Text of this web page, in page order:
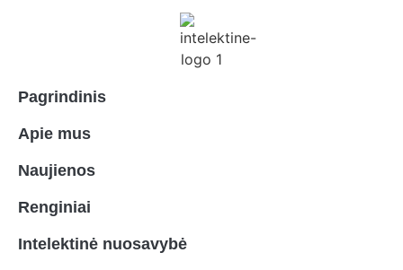
Pagrindinis
Apie mus
Naujienos
Renginiai
Intelektinė nuosavybė